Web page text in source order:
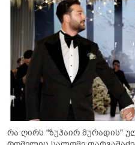
რა ღირს "ზუჰაირ მურადის" ულამაზესი საქორწინო კაბა,